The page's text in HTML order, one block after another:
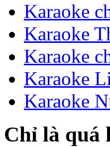
Karaoke
Karaoke
Karaoke
Karaoke
Karaoke
Chỉ là quá